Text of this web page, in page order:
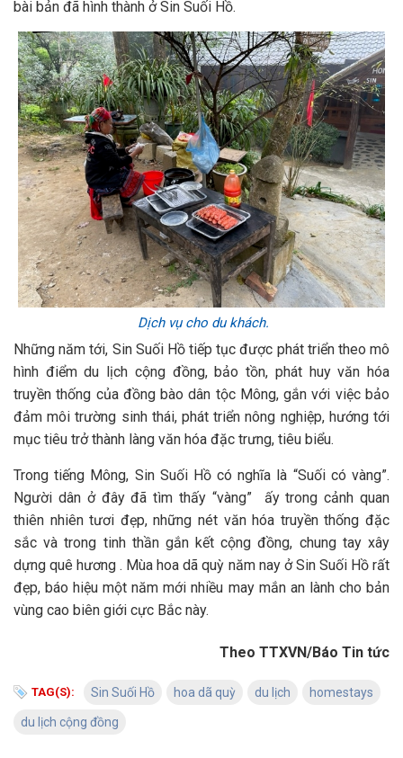
bài bản đã hình thành ở Sin Suối Hồ.
Dịch vụ cho du khách.
Những năm tới, Sin Suối Hồ tiếp tục được phát triển theo mô
hình điểm du lịch cộng đồng, bảo tồn, phát huy văn hóa
truyền thống của đồng bào dân tộc Mông, gắn với việc bảo
đảm môi trường sinh thái, phát triển nông nghiệp, hướng tới
mục tiêu trở thành làng văn hóa đặc trưng, tiêu biểu.
Trong tiếng Mông, Sin Suối Hồ có nghĩa là “Suối có vàng”.
Người dân ở đây đã tìm thấy “vàng” ấy trong cảnh quan
thiên nhiên tươi đẹp, những nét văn hóa truyền thống đặc
sắc và trong tinh thần gắn kết cộng đồng, chung tay xây
dựng quê hương . Mùa hoa dã quỳ năm nay ở Sin Suối Hồ rất
đẹp, báo hiệu một năm mới nhiều may mắn an lành cho bản
vùng cao biên giới cực Bắc này.
Theo TTXVN/Báo Tin tức
TAG(S): Sin Suối Hồ hoa dã quỳ du lịch homestays
du lịch cộng đồng